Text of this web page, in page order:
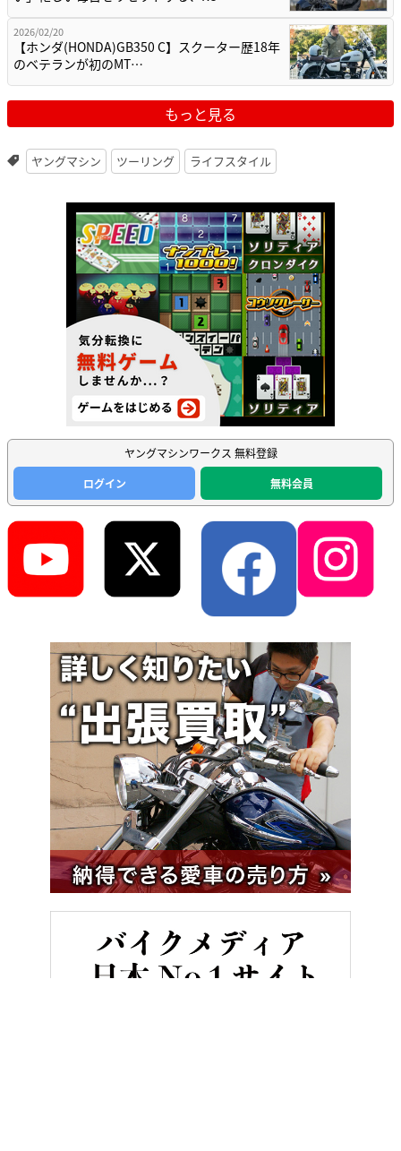
2026/02/20
【ホンダ(HONDA)GB350 C】スクーター歴18年
のベテランが初のMT…
もっと見る
ヤングマシン ツーリング ライフスタイル
ヤングマシンワークス 無料登録
ログイン
無料会員